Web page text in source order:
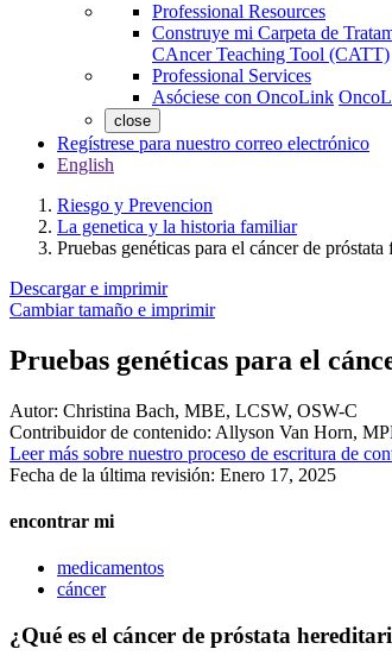
Professional Resources
Construye mi Carpeta de
CAncer Teaching Tool (CATT)
Professional Services
Asóciese con OncoLink
close
Regístrese para nuestro correo electrónico
English
Riesgo y Prevencion
La genetica y la historia familiar
Pruebas genéticas para el cáncer de
Descargar e imprimir
Cambiar tamaño e imprimir
Pruebas genéticas para el
Autor: Christina Bach, MBE, LCSW, OSW-C
Contribuidor de contenido: Allyson Van Horn,
Leer más sobre nuestro proceso de escritura de
Fecha de la última revisión: Enero 17, 2025
encontrar mi
medicamentos
cáncer
¿Qué es el cáncer de próstata